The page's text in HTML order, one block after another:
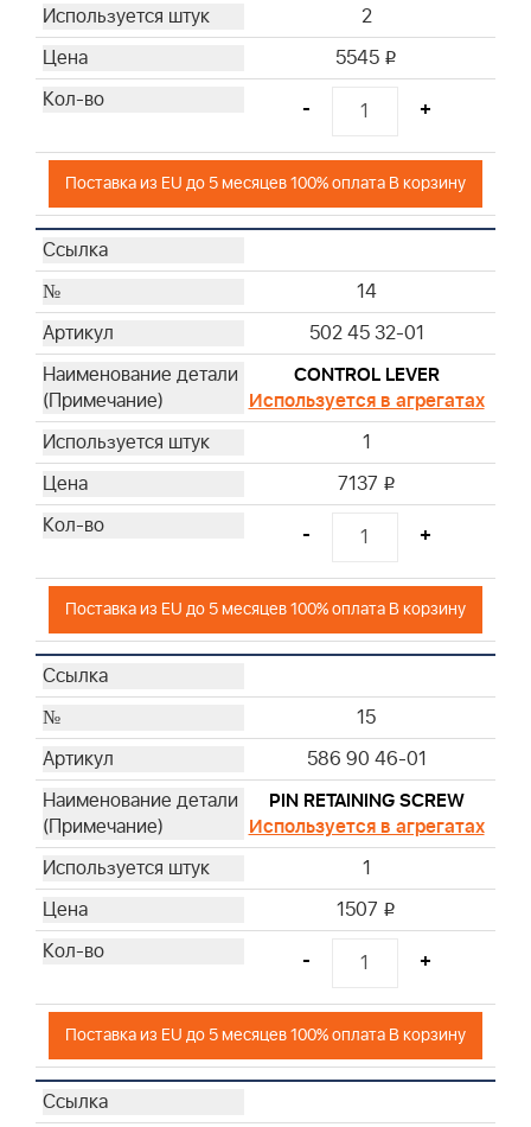
2
5545 i
- +
Поставка из EU до 5 месяцев 100% оплата В корзину
14
502 45 32-01
CONTROL LEVER
Используется в агрегатах
1
7137 i
- +
Поставка из EU до 5 месяцев 100% оплата В корзину
15
586 90 46-01
PIN RETAINING SCREW
Используется в агрегатах
1
1507 i
- +
Поставка из EU до 5 месяцев 100% оплата В корзину